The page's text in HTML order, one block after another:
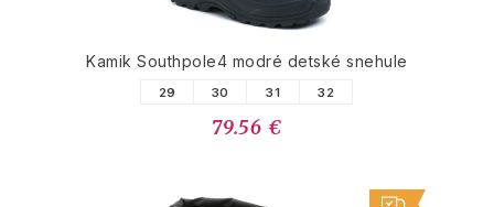
Kamik Southpole4 modré detské snehule
29 30 31 32
79.56 €